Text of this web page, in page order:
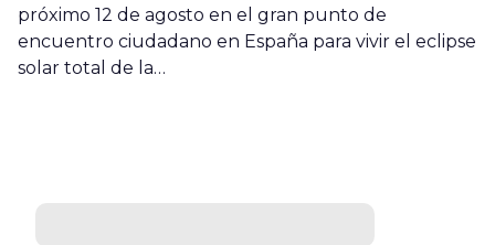
próximo 12 de agosto en el gran punto de
encuentro ciudadano en España para vivir el eclipse
solar total de la…